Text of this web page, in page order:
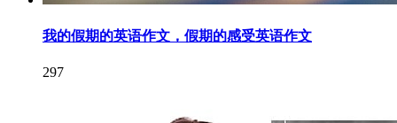
我的假期的英语作文，假期的感受英语作文
297